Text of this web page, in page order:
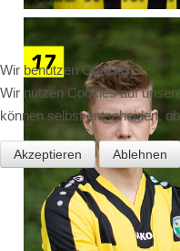
Wir benutzen Cookies
Wir nutzen Cookies auf
können selbst entscheiden,
Akzeptieren Ablehnen